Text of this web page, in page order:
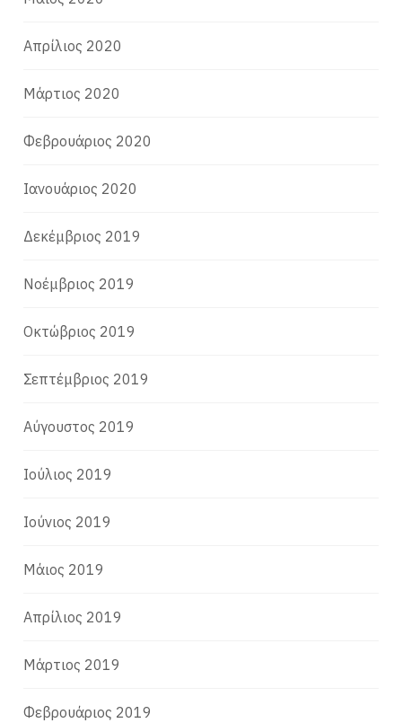
Απρίλιος 2020
Μάρτιος 2020
Φεβρουάριος 2020
Ιανουάριος 2020
Δεκέμβριος 2019
Νοέμβριος 2019
Οκτώβριος 2019
Σεπτέμβριος 2019
Αύγουστος 2019
Ιούλιος 2019
Ιούνιος 2019
Μάιος 2019
Απρίλιος 2019
Μάρτιος 2019
Φεβρουάριος 2019